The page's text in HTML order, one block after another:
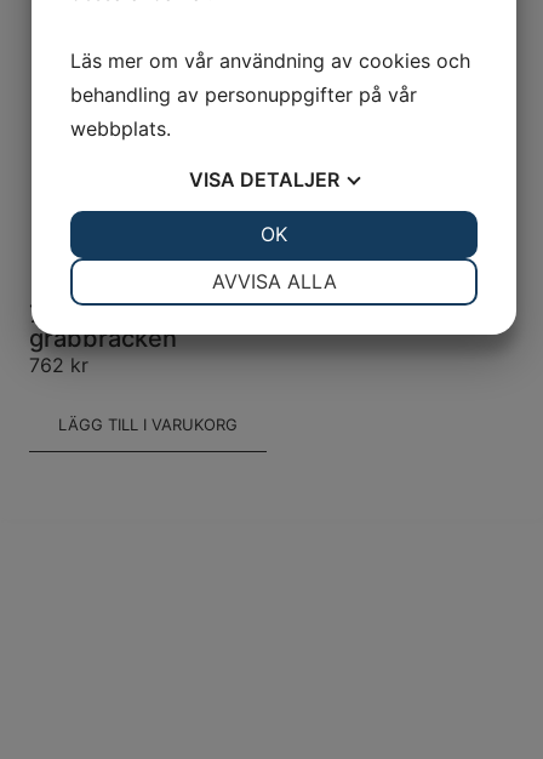
700600-TER Spöhållare polerad för
grabbräcken
762 kr
LÄGG TILL I VARUKORG
Läs mer om vår användning av cookies och
behandling av personuppgifter på vår
webbplats.
VISA DETALJER
AVVISA ALLA
OK